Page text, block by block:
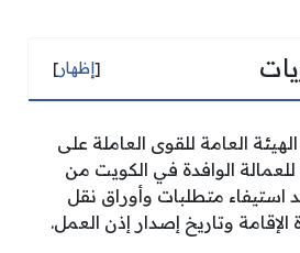
[إظهار]
العامة للقوى العاملة على
للعمالة الوافدة في الكويت من
استيفاء متطلبات وأوراق نقل
الإقامة وتاريخ إصدار إذن العمل.